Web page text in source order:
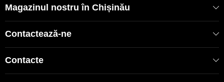
Magazinul nostru în Chișinău
Contactează-ne
Contacte